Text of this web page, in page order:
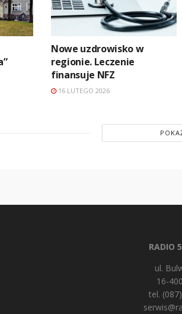
Nowe uzdrowisko w
regionie. Leczenie
finansuje NFZ
16 LUTEGO 2026
RADIO
ul.
16-
tel.